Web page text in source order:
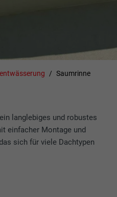
Saumrinne
langlebiges und robustes
einfacher Montage und
sich für viele Dachtypen